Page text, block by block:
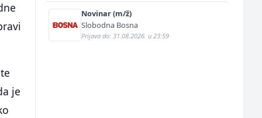
je
Novinar (m/ž)
Slobodna Bosna
Prijava do: 31.08.2026. u 23:59